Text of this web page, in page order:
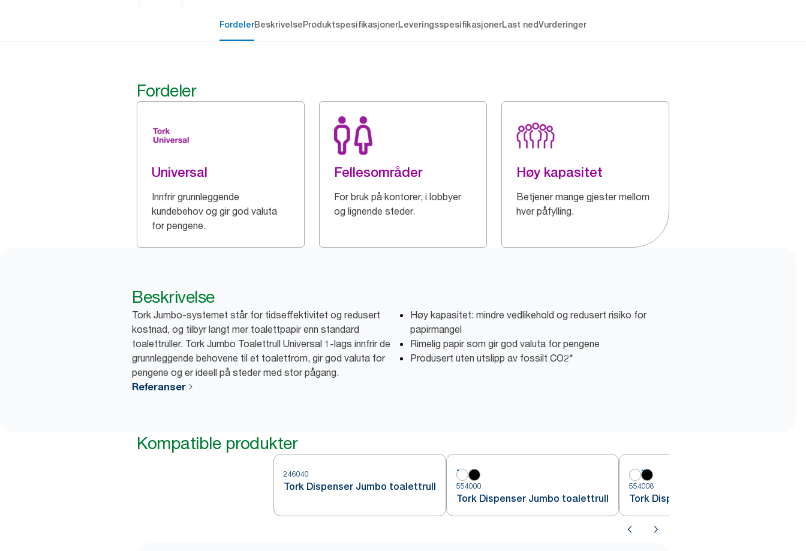
FordelerBeskrivelseProduktspesifikasjonerLeveringsspesifikasjonerLast nedVurderinger
Fordeler
Universal
Innfrir grunnleggende
kundebehov og gir god valuta
for pengene.
Fellesområder
For bruk på kontorer, i lobbyer
og lignende steder.
Høy kapasitet
Betjener mange gjester mellom
hver påfylling.
Beskrivelse
Tork Jumbo-systemet står for tidseffektivitet og redusert
kostnad, og tilbyr langt mer toalettpapir enn standard
toalettruller. Tork Jumbo Toalettrull Universal 1-lags innfrir de
grunnleggende behovene til et toalettrom, gir god valuta for
pengene og er ideell på steder med stor pågang.
Referanser
Høy kapasitet: mindre vedlikehold og redusert risiko for
papirmangel
Rimelig papir som gir god valuta for pengene
Produsert uten utslipp av fossilt CO2*
Kompatible produkter
246040
Tork Dispenser Jumbo toalettrull 554000
Tork Dispenser Jumbo toalettrull
554008
Tork Dispenser Jumbo toalettrull